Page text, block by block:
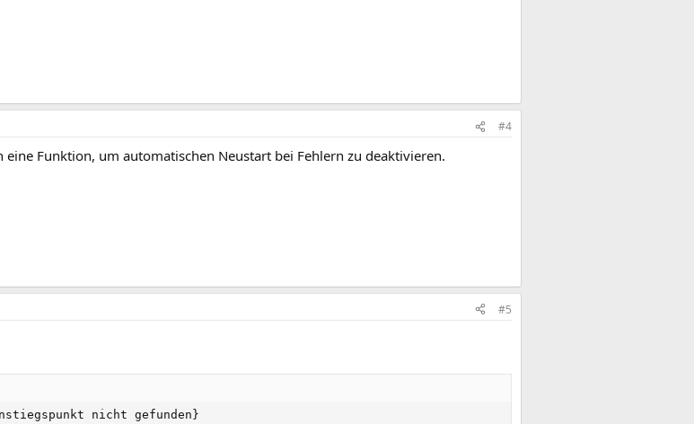
#4
eine Funktion, um automatischen Neustart bei Fehlern zu deaktivieren.
#5
nicht gefunden}